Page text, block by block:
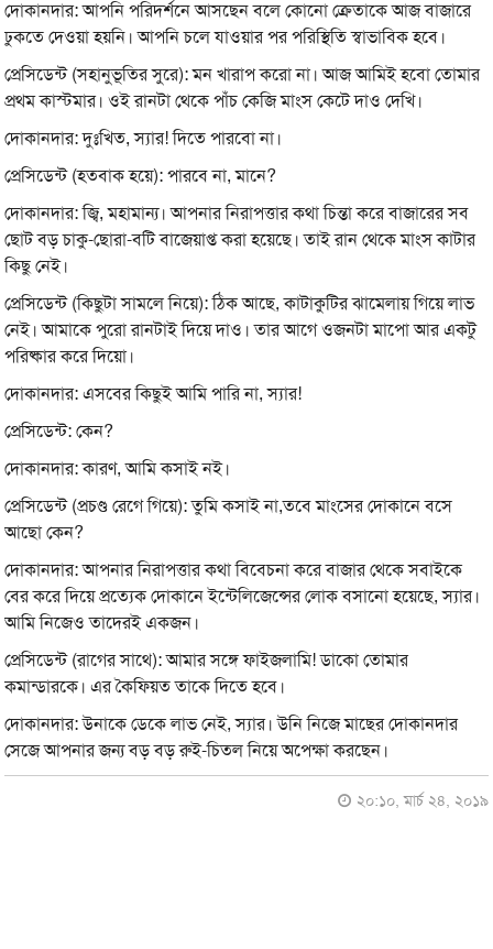
দোকানদার: আপনি পরিদর্শনে আসছেন বলে কোনো ক্রেতাকে আজ বাজারে
ঢুকতে দেওয়া হয়নি। আপনি চলে যাওয়ার পর পরিস্থিতি স্বাভাবিক হবে।
প্রেসিডেন্ট (সহানুভূতির সুরে): মন খারাপ করো না। আজ আমিই হবো তোমার
প্রথম কাস্টমার। ওই রানটা থেকে পাঁচ কেজি মাংস কেটে দাও দেখি।
দোকানদার: দুঃখিত, স্যার! দিতে পারবো না।
প্রেসিডেন্ট (হতবাক হয়ে): পারবে না, মানে?
দোকানদার: জ্বি, মহামান্য। আপনার নিরাপত্তার কথা চিন্তা করে বাজারের সব
ছোট বড় চাকু-ছোরা-বটি বাজেয়াপ্ত করা হয়েছে। তাই রান থেকে মাংস কাটার
কিছু নেই।
প্রেসিডেন্ট (কিছুটা সামলে নিয়ে): ঠিক আছে, কাটাকুটির ঝামেলায় গিয়ে লাভ
নেই। আমাকে পুরো রানটাই দিয়ে দাও। তার আগে ওজনটা মাপো আর একটু
পরিষ্কার করে দিয়ো।
দোকানদার: এসবের কিছুই আমি পারি না, স্যার!
প্রেসিডেন্ট: কেন?
দোকানদার: কারণ, আমি কসাই নই।
প্রেসিডেন্ট (প্রচণ্ড রেগে গিয়ে): তুমি কসাই না,তবে মাংসের দোকানে বসে
আছো কেন?
দোকানদার: আপনার নিরাপত্তার কথা বিবেচনা করে বাজার থেকে সবাইকে
বের করে দিয়ে প্রত্যেক দোকানে ইন্টেলিজেন্সের লোক বসানো হয়েছে, স্যার।
আমি নিজেও তাদেরই একজন।
প্রেসিডেন্ট (রাগের সাথে): আমার সঙ্গে ফাইজলামি! ডাকো তোমার
কমান্ডারকে। এর কৈফিয়ত তাকে দিতে হবে।
দোকানদার: উনাকে ডেকে লাভ নেই, স্যার। উনি নিজে মাছের দোকানদার
সেজে আপনার জন্য বড় বড় রুই-চিতল নিয়ে অপেক্ষা করছেন।
২০:১০, মার্চ ২৪, ২০১৯